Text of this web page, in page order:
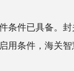
件已具备。封
用条件，海关